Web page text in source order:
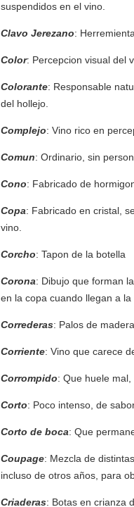
suspendidos en el vino.
Clavo Jerezano:
Color: Percepcion visual del
Colorante: Responsable
del hollejo.
Complejo: Vino rico en
Comun: Ordinario, sin
Cono: Fabricado de
Copa: Fabricado en cristal,
vino.
Corcho: Tapon de la botella
Corona: Dibujo que forman
en la copa cuando llegan a la
Correderas: Palos de
Corriente: Vino que carece
Corrompido: Que huele
Corto: Poco intenso, de
Corto de boca: Que
Coupage: Mezcla de
incluso de otros años, para
Criaderas: Botas en crianza